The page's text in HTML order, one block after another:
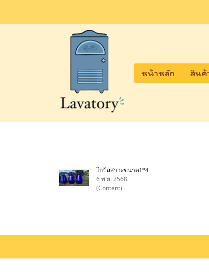
หน้าหลัก สินค้
โถปัสสาวะขนาด1*4
6 พ.ย. 2568
(Content)